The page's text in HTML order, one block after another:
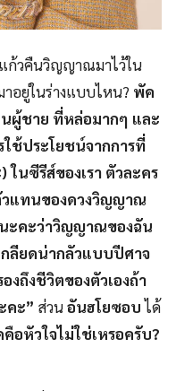
แก้วคืนวิญญาณมาไว้ใน
อยู่ในร่างแบบไหน? พัค
นผู้ชาย ที่หล่อมากๆ และ
ช้ประโยชน์จากการที่
ในซีรีส์ของเรา ตัวละคร
แทนของดวงวิญญาณ
นะคะว่าวิญญาณของฉัน
ลียดน่ากลัวแบบปีศาจ
งถึงชีวิตของตัวเองถ้า
คะ” ส่วนอันฮโยซอบได้
อหัวใจไม่ใช่เหรอครับ?